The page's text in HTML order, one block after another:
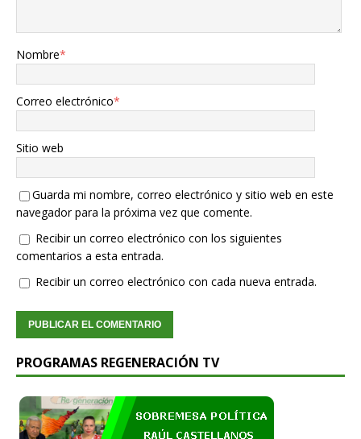
Nombre*
Correo electrónico*
Sitio web
Guarda mi nombre, correo electrónico y sitio web en este
navegador para la próxima vez que comente.
Recibir un correo electrónico con los siguientes
comentarios a esta entrada.
Recibir un correo electrónico con cada nueva entrada.
PROGRAMAS REGENERACIÓN TV